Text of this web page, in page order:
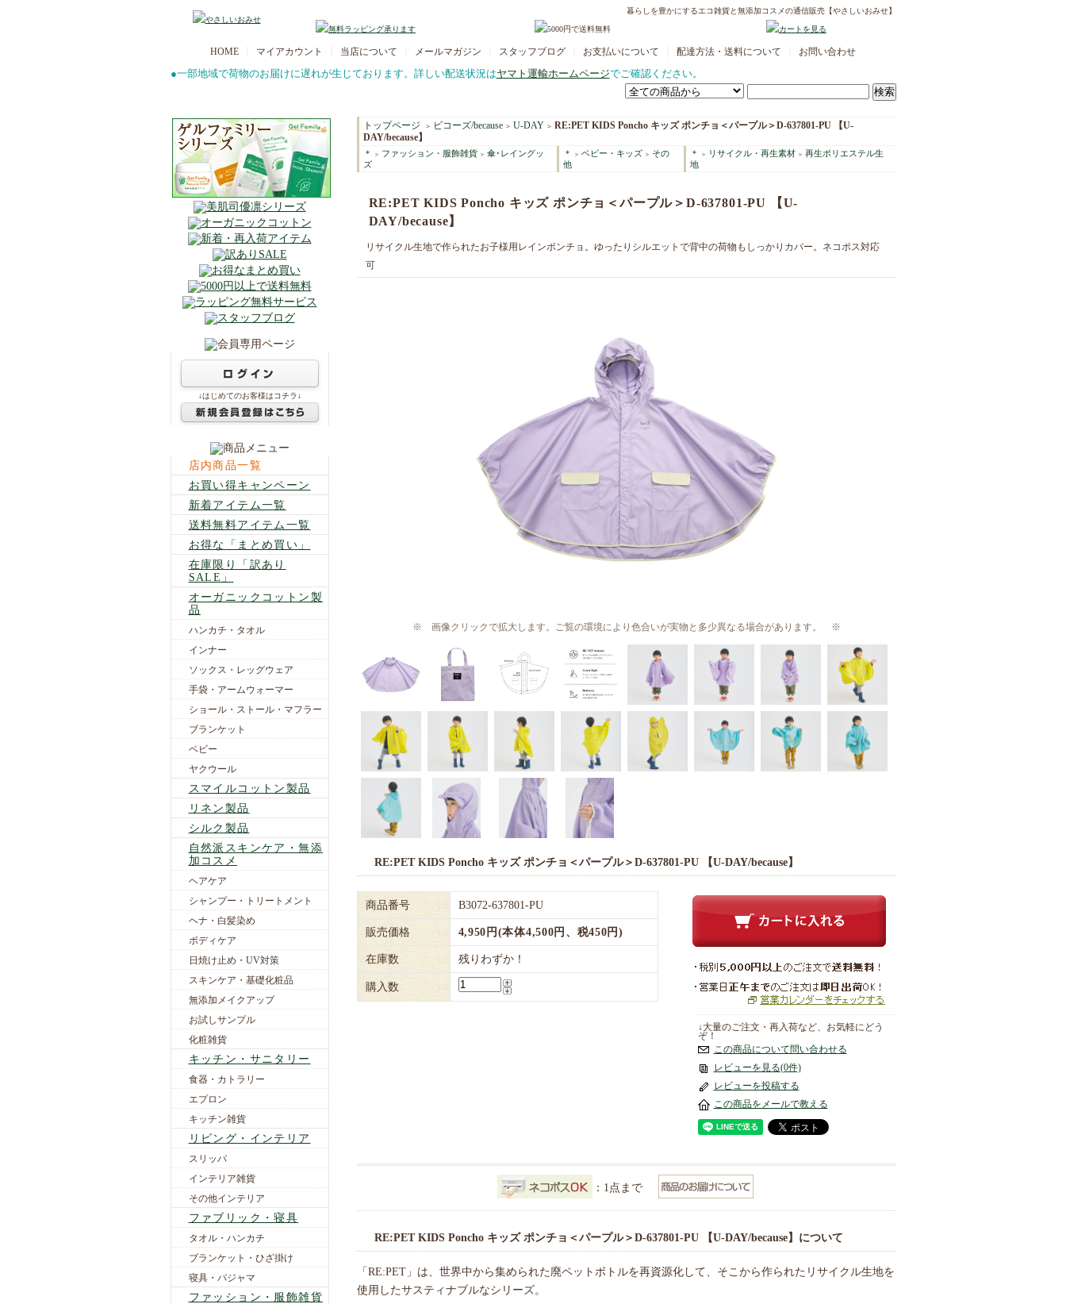
暮らしを豊かにするエコ雑貨と無添加コスメの通信販売【やさしいおみせ】
HOME マイアカウント 当店について メールマガジン スタッフブログ お支払いについて 配達方法・送料について お問い合わせ
●一部地域で荷物のお届けに遅れが生じております。詳しい配送状況はヤマト運輸ホームページでご確認ください。
↓はじめてのお客様はコチラ↓
店内商品一覧
お買い得キャンペーン
新着アイテム一覧
送料無料アイテム一覧
お得な「まとめ買い」
在庫限り「訳あり
SALE」
オーガニックコットン製
品
ハンカチ・タオル
インナー
ソックス・レッグウェア
手袋・アームウォーマー
ショール・ストール・マフラー
ブランケット
ベビー
ヤクウール
スマイルコットン製品
リネン製品
シルク製品
自然派スキンケア・無添
加コスメ
ヘアケア
シャンプー・トリートメント
ヘナ・白髪染め
ボディケア
日焼け止め・UV対策
スキンケア・基礎化粧品
無添加メイクアップ
お試しサンプル
化粧雑貨
キッチン・サニタリー
食器・カトラリー
エプロン
キッチン雑貨
リビング・インテリア
スリッパ
インテリア雑貨
その他インテリア
ファブリック・寝具
タオル・ハンカチ
ブランケット・ひざ掛け
寝具・パジャマ
ファッション・服飾雑貨
トップページ ＞ ビコーズ/because ＞ U-DAY ＞ RE:PET KIDS Poncho キッズ ポンチョ＜パープル＞D-637801-PU 【U-
DAY/because】
＊ ＞ ファッション・服飾雑貨 ＞ 傘･レイングッ
ズ
＊ ＞ ベビー・キッズ ＞ その
他
＊ ＞ リサイクル・再生素材 ＞ 再生ポリエステル生
地
RE:PET KIDS Poncho キッズ ポンチョ＜パープル＞D-637801-PU 【U-
DAY/because】
リサイクル生地で作られたお子様用レインポンチョ。ゆったりシルエットで背中の荷物もしっかりカバー。ネコポス対応
可
※ 画像クリックで拡大します。ご覧の環境により色合いが実物と多少異なる場合があります。 ※
RE:PET KIDS Poncho キッズ ポンチョ＜パープル＞D-637801-PU 【U-DAY/because】
商品番号 B3072-637801-PU
販売価格 4,950円(本体4,500円、税450円)
在庫数 残りわずか！
購入数
↓大量のご注文・再入荷など、お気軽にどう
ぞ！
この商品について問い合わせる
レビューを見る(0件)
レビューを投稿する
この商品をメールで教える
：1点まで
RE:PET KIDS Poncho キッズ ポンチョ＜パープル＞D-637801-PU 【U-DAY/because】について
「RE:PET」は、世界中から集められた廃ペットボトルを再資源化して、そこから作られたリサイクル生地を
使用したサスティナブルなシリーズ。